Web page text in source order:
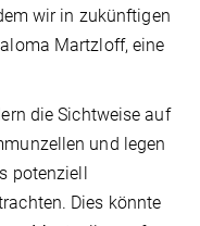
wir in zukünftigen
Martzloff, eine
die Sichtweise auf
und legen
potenziell
Dies könnte